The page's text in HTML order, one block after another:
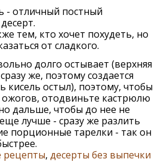
- отличный постный
тем, кто хочет похудеть, но
от сладкого.
долго остывает (верхняя
же, поэтому создается
кисель остыл), поэтому, чтобы
отодвиньте кастрюлю
дальше, чтобы до нее не
лучше - сразу же разлить
порционные тарелки - так он
рецепты, десерты без выпечки